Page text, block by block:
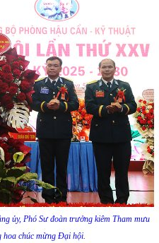
ủy, Phó Sư đoàn trưởng kiêm Tham mưu
hoa chúc mừng Đại hội.